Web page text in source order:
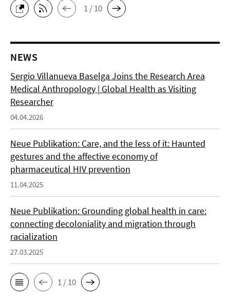
1 / 10
NEWS
Sergio Villanueva Baselga Joins the Research Area
Medical Anthropology | Global Health as Visiting
Researcher
04.04.2026
Neue Publikation: Care, and the less of it: Haunted
gestures and the affective economy of
pharmaceutical HIV prevention
11.04.2025
Neue Publikation: Grounding global health in care:
connecting decoloniality and migration through
racialization
27.03.2025
1 / 10